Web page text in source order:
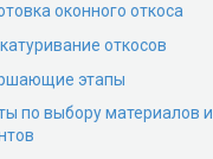
оконного откоса
откосов
этапы
по выбору материалов и